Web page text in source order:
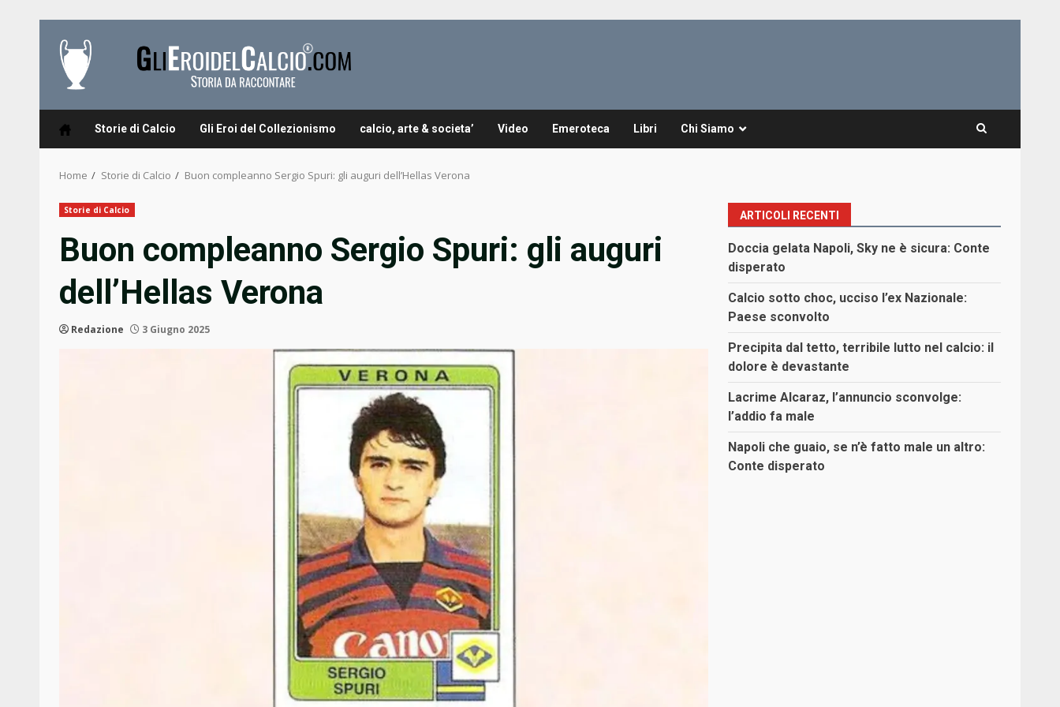
content
Storie di Calcio Gli Eroi del Collezionismo calcio, arte & societa’ Video Emeroteca Libri Chi Siamo
Home Storie di Calcio Buon compleanno Sergio Spuri: gli auguri dell’Hellas Verona
Storie di Calcio
Buon compleanno Sergio Spuri: gli auguri
dell’Hellas Verona
Redazione 3 Giugno 2025
ARTICOLI RECENTI
Doccia gelata Napoli, Sky ne è sicura: Conte
disperato
Calcio sotto choc, ucciso l’ex Nazionale:
Paese sconvolto
Precipita dal tetto, terribile lutto nel calcio: il
dolore è devastante
Lacrime Alcaraz, l’annuncio sconvolge:
l’addio fa male
Napoli che guaio, se n’è fatto male un altro:
Conte disperato